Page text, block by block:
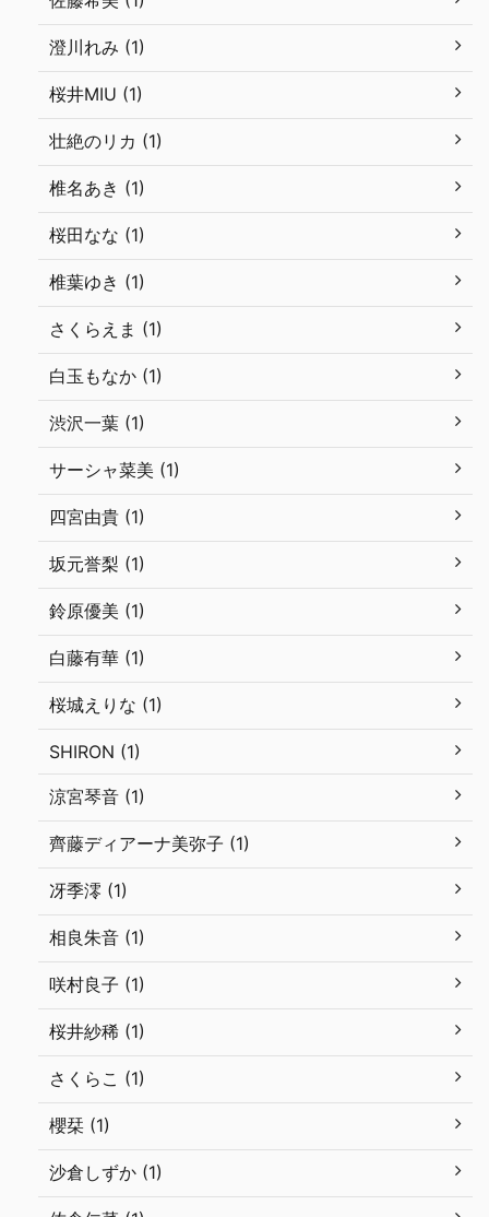
澄川れみ (1)
桜井MIU (1)
壮絶のリカ (1)
椎名あき (1)
桜田なな (1)
椎葉ゆき (1)
さくらえま (1)
白玉もなか (1)
渋沢一葉 (1)
サーシャ菜美 (1)
四宮由貴 (1)
坂元誉梨 (1)
鈴原優美 (1)
白藤有華 (1)
桜城えりな (1)
SHIRON (1)
涼宮琴音 (1)
齊藤ディアーナ美弥子 (1)
冴季澪 (1)
相良朱音 (1)
咲村良子 (1)
桜井紗稀 (1)
さくらこ (1)
櫻栞 (1)
沙倉しずか (1)